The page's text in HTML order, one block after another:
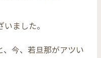
ました。
今、若旦那がアツい